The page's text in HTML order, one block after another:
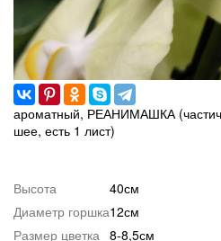
ароматный, РЕАНИМАШКА
шее, есть 1 лист)
Высота
40см
Диаметр горшка12см
Размер цветка 8-8,5см